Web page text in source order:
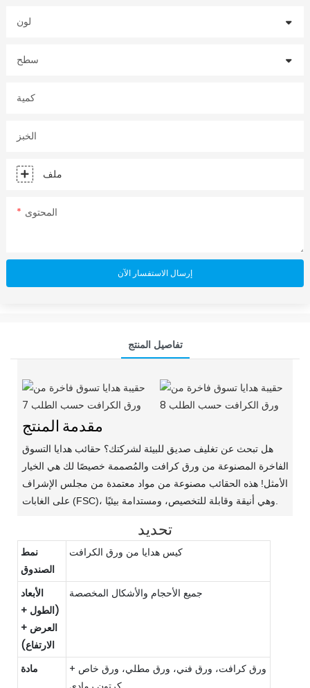
لون
سطح
كمية
الخبز
ملف
المحتوى
إرسال الاستفسار الآن
تفاصيل المنتج
مقدمة المنتج
هل تبحث عن تغليف صديق للبيئة لشركتك؟ حقائب هدايا التسوق
الفاخرة المصنوعة من ورق كرافت والمُصممة خصيصًا لك هي الخيار
الأمثل! هذه الحقائب مصنوعة من مواد معتمدة من مجلس الإشراف
تحديد
نمط
الصندوق
كيس هدايا من ورق الكرافت
الأبعاد
(الطول +
العرض +
الارتفاع)
جميع الأحجام والأشكال المخصصة
مادة
ورق كرافت، ورق فني، ورق مطلي، ورق خاص +